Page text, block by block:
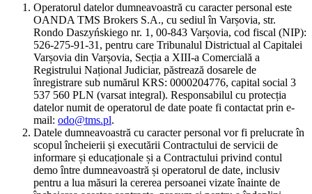
Operatorul datelor dumneavoastră cu caracter personal este
OANDA TMS Brokers S.A., cu sediul în Varșovia, str.
Rondo Daszyńskiego nr. 1, 00-843 Varșovia, cod fiscal (NIP):
526-275-91-31, pentru care Tribunalul Districtual al Capitalei
Varșovia din Varșovia, Secția a XIII-a Comercială a
Registrului Național Judiciar, păstrează dosarele de
înregistrare sub numărul KRS: 0000204776, capital social 3
537 560 PLN (varsat integral). Responsabilul cu protecția
datelor numit de operatorul de date poate fi contactat prin e-
mail: odo@tms.pl.
Datele dumneavoastră cu caracter personal vor fi prelucrate în
scopul încheierii și executării Contractului de servicii de
informare și educaționale și a Contractului privind contul
demo între dumneavoastră și operatorul de date, inclusiv
pentru a lua măsuri la cererea persoanei vizate înainte de